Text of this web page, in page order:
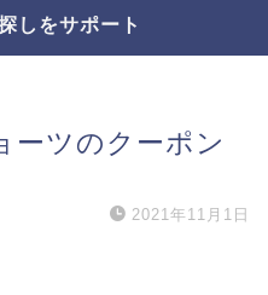
しをサポート
ーツのクーポン
2021年11月1日